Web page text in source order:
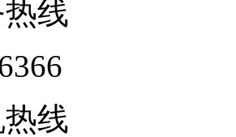
线
线